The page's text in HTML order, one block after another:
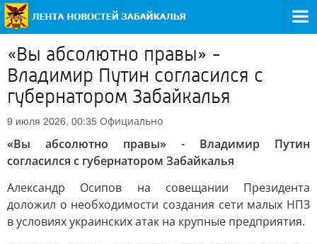
«Вы абсолютно правы» -
Владимир Путин согласился с
губернатором Забайкалья
9 июля 2026, 00:35 Официально
«Вы абсолютно правы» - Владимир Путин
согласился с губернатором Забайкалья
Александр Осипов на совещании Президента
доложил о необходимости создания сети малых НПЗ
в условиях украинских атак на крупные предприятия.